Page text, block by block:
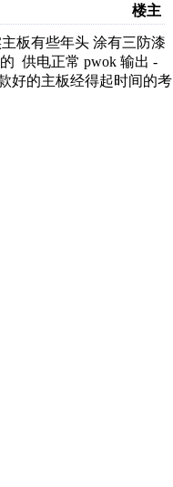
楼主
板有些年头 涂有三防漆
供电正常 pwok 输出 -
好的主板经得起时间的考